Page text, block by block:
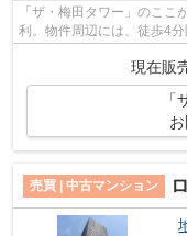
「ザ・梅田タワー」のこ
利。物件周辺には、徒歩4
現在販
売買 | 中古マンション